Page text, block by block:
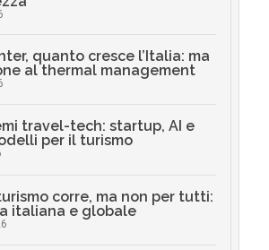
quanto cresce l’Italia: ma
al thermal management
travel-tech: startup, AI e
per il turismo
corre, ma non per tutti:
italiana e globale